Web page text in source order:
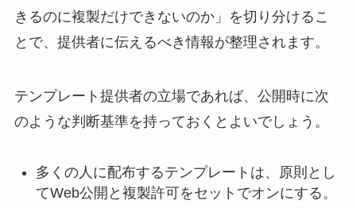
きるのに複製だけできないのか」を切り分けるこ
とで、提供者に伝えるべき情報が整理されます。
テンプレート提供者の立場であれば、公開時に次
のような判断基準を持っておくとよいでしょう。
多くの人に配布するテンプレートは、原則とし
てWeb公開と複製許可をセットでオンにする。